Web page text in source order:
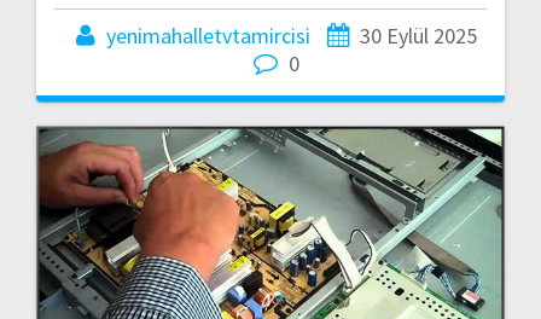
yenimahalletvtamircisi
30 Eylül 2025
0